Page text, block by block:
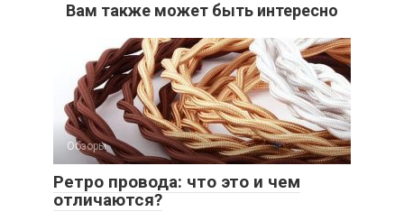
Вам также может быть интересно
Обзоры
Ретро провода: что это и чем
отличаются?